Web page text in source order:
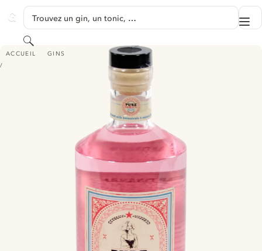
GINVENTORY
Trouvez un gin, un tonic, …
Rechercher
ACCUEIL GINS
ORIGINAL PURE LADIES GIN